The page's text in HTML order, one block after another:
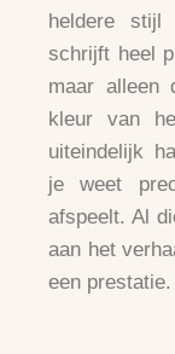
heldere stijl
schrijft heel
maar alleen
kleur van
uiteindelijk
je weet
afspeelt. Al
aan het
een prestatie.